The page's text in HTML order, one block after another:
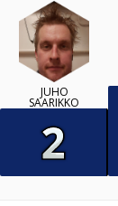
JUHO
SAARIKKO